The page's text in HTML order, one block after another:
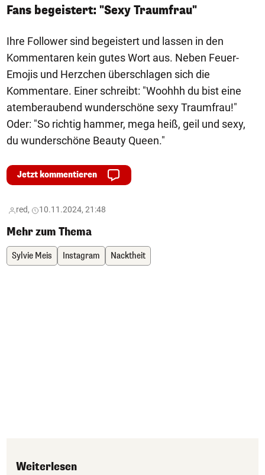
Fans begeistert: "Sexy Traumfrau"
Ihre Follower sind begeistert und lassen in den
Kommentaren kein gutes Wort aus. Neben Feuer-
Emojis und Herzchen überschlagen sich die
Kommentare. Einer schreibt: "Woohhh du bist eine
atemberaubend wunderschöne sexy Traumfrau!"
Oder: "So richtig hammer, mega heiß, geil und sexy,
du wunderschöne Beauty Queen."
Jetzt kommentieren
red, 10.11.2024, 21:48
Mehr zum Thema
Sylvie Meis Instagram Nacktheit
Weiterlesen